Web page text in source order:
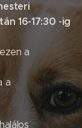
16-17:30 -ig
a
a